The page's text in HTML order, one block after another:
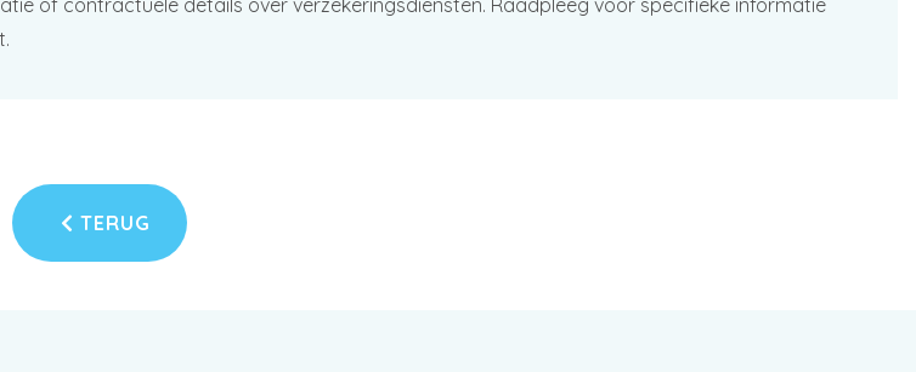
of contractuele details over verzekeringsdiensten. Raadpleeg voor specifieke informatie
TERUG